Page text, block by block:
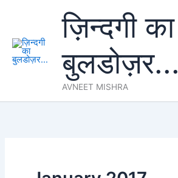
content
ज़िन्दगी का
बुलडोज़र...
AVNEET MISHRA